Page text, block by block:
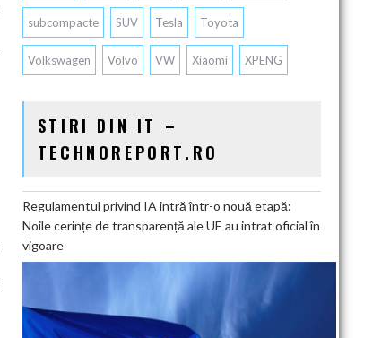
subcompacte SUV Tesla Toyota
Volkswagen Volvo VW Xiaomi XPENG
STIRI DIN IT –
TECHNOREPORT.RO
Regulamentul privind IA intră într-o nouă etapă:
Noile cerințe de transparență ale UE au intrat oficial în
vigoare